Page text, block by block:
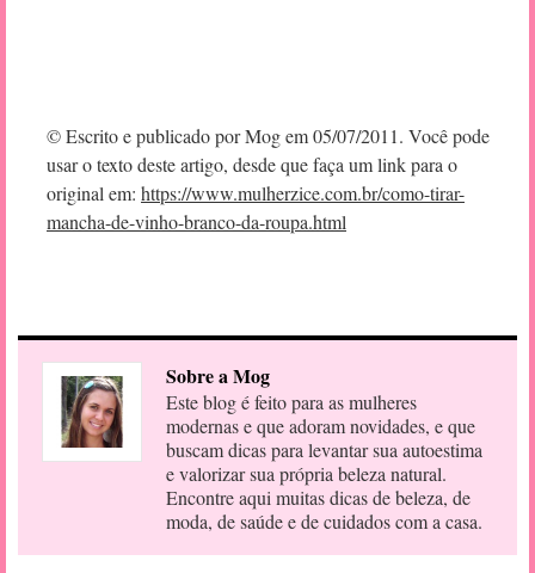
© Escrito e publicado por Mog em 05/07/2011. Você pode
usar o texto deste artigo, desde que faça um link para o
original em: https://www.mulherzice.com.br/como-tirar-
mancha-de-vinho-branco-da-roupa.html
Sobre a Mog
Este blog é feito para as mulheres
modernas e que adoram novidades, e que
buscam dicas para levantar sua autoestima
e valorizar sua própria beleza natural.
Encontre aqui muitas dicas de beleza, de
moda, de saúde e de cuidados com a casa.